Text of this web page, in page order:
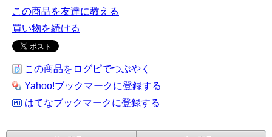
この商品を友達に教える
買い物を続ける
この商品をログピでつぶやく
Yahoo!ブックマークに登録する
はてなブックマークに登録する